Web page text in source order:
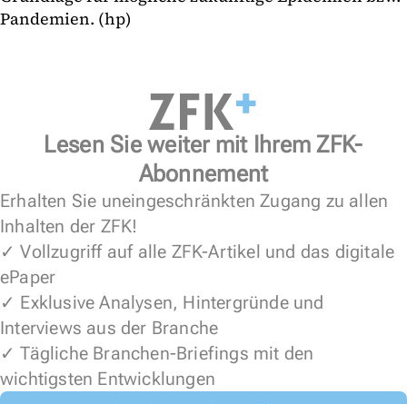
Pandemien. (hp)
Lesen Sie weiter mit Ihrem ZFK-
Abonnement
Erhalten Sie uneingeschränkten Zugang zu allen
Inhalten der ZFK!
✓ Vollzugriff auf alle ZFK-Artikel und das digitale
ePaper
✓ Exklusive Analysen, Hintergründe und
Interviews aus der Branche
✓ Tägliche Branchen-Briefings mit den
wichtigsten Entwicklungen